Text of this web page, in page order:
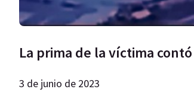
La prima de la víctima
3 de junio de 2023